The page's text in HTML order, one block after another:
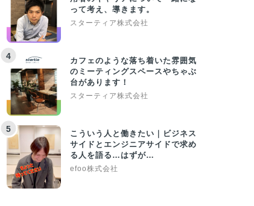
って考え、導きます。
スターティア株式会社
4
カフェのような落ち着いた雰囲気
のミーティングスペースやちゃぶ
台があります！
スターティア株式会社
5
こういう人と働きたい｜ビジネス
サイドとエンジニアサイドで求め
る人を語る…はずが…
efoo株式会社